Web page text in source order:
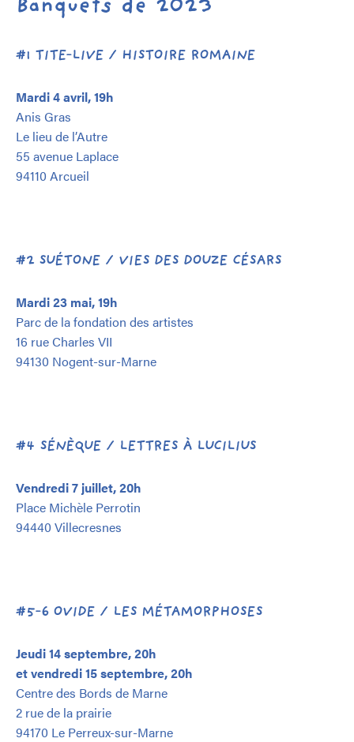
Banquets de 2023
#1 TITE-LIVE / HISTOIRE ROMAINE
Mardi 4 avril, 19h
Anis Gras
Le lieu de l’Autre
55 avenue Laplace
94110 Arcueil
#2 SUÉTONE / VIES DES DOUZE CÉSARS
Mardi 23 mai, 19h
Parc de la fondation des artistes
16 rue Charles VII
94130 Nogent-sur-Marne
#4 SÉNÈQUE / LETTRES À LUCILIUS
Vendredi 7 juillet, 20h
Place Michèle Perrotin
94440 Villecresnes
#5-6 OVIDE / LES MÉTAMORPHOSES
Jeudi 14 septembre, 20h
et vendredi 15 septembre, 20h
Centre des Bords de Marne
2 rue de la prairie
94170 Le Perreux-sur-Marne